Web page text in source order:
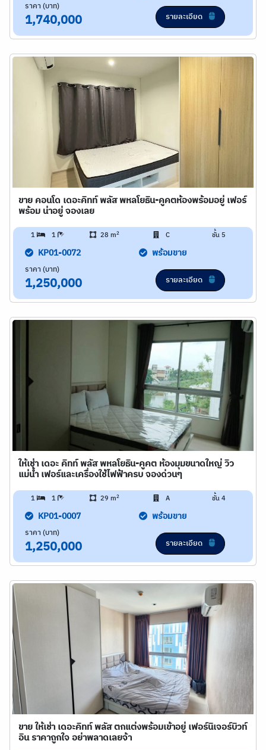
ราคา (บาท)
1,740,000 รายละเอียด
ขาย คอนโด เดอะคิทท์ พลัส พหลโยธิน-คูคตห้องพร้อมอยู่ เฟอร์
พร้อม น่าอยู่ จองเลย
1 1 28 m2 C ชั้น 5
KP01-0072 พร้อมขาย
ราคา (บาท)
1,250,000 รายละเอียด
ให้เช่า เดอะ คิทท์ พลัส พหลโยธิน-คูคต ห้องมุมขนาดใหญ่ วิว
แม่น้ำ เฟอร์และเครื่องใช้ไฟฟ้าครบ จองด่วนๆ
1 1 29 m2 A ชั้น 4
KP01-0007 พร้อมขาย
ราคา (บาท)
1,250,000 รายละเอียด
ขาย ให้เช่า เดอะคิทท์ พลัส ตกแต่งพร้อมเข้าอยู่ เฟอร์นิเจอร์บิวท์
อิน ราคาถูกใจ อย่าพลาดเลยจ้า